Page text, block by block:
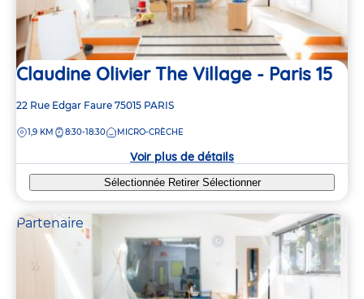
Claudine Olivier The Village - Paris 15
Adresse
la
22 Rue Edgar Faure 75015 PARIS
DISTANCE
1,9 KM 8:30-18:30 MICRO-CRÈCHE
Voir plus de détails
Sélectionnée Retirer Sélectionner
Partenaire